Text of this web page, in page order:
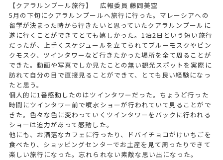
【クアラルンプール旅行】 広報委員 藤岡美空
5月の下旬にクアラルンプールへ旅行に行った。マレーシアへの
留学が決まった時から行きたいと思っていたクアラルンプールに
遂に行くことができてとても嬉しかった。1泊2日という短い旅行
だったが、上手くスケジュールを立てられてブルーモスクやピン
クモスク、ツインタワーなど行きたかった場所を全て周ることが
できた。動画や写真でしか見たことの無い観光スポットを実際に
訪れて自分の目で直接見ることができて、とても良い経験になっ
たと思う。
個人的に1番感動したのはツインタワーだった。ちょうど行った
時間にツインタワー前で噴水ショーが行われていて見ることがで
きた。色々な色に変わっていくツインタワーをバックに行われる
ショーは迫力があって感動した。
他にも、お洒落なカフェに行ったり、ドバイチョコがけいちごを
食べたり、ショッピングセンターでお土産を見て周ったりできて
楽しい旅行になった。忘れられない素敵な思い出になった。